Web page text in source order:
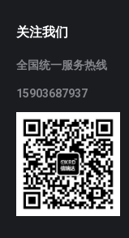
关注我们
全国统一服务热线
15903687937